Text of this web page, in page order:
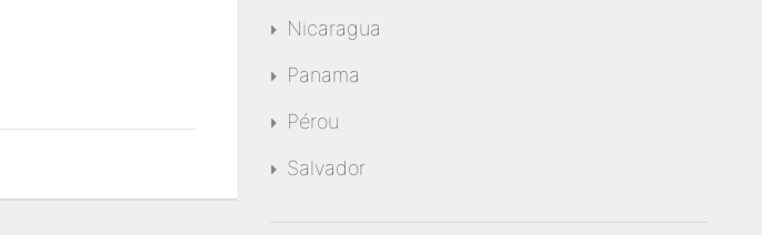
Nicaragua
Panama
Pérou
Salvador